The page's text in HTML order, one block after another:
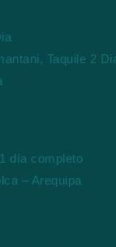
Taquile 2
día completo
– Arequipa